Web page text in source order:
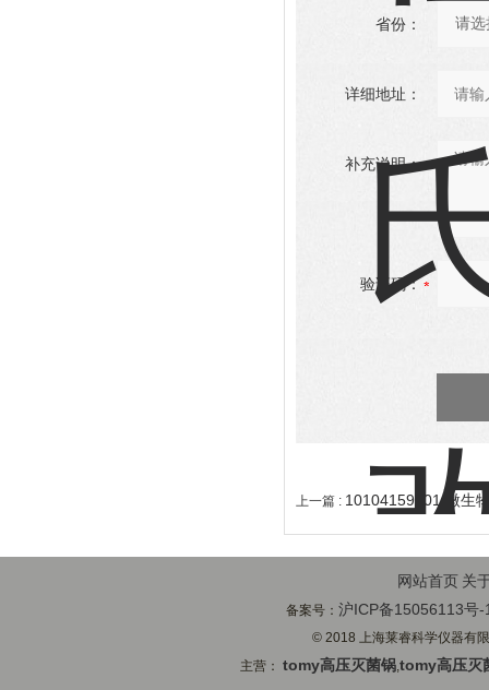
省份：
详细地址：
补充说明：
验证码：
上一篇 : 10104159001 微生
网站首页 关
备案号：沪ICP备15056113号-
© 2018 上海莱睿科学仪器有
主营：tomy高压灭菌锅,tomy高压灭